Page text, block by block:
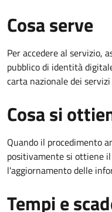
Cosa serve
Per accedere al servizio,
pubblico di identità
carta nazionale dei servizi
Cosa si
Quando il procedimento
positivamente si ottiene
l'aggiornamento delle
Tempi e